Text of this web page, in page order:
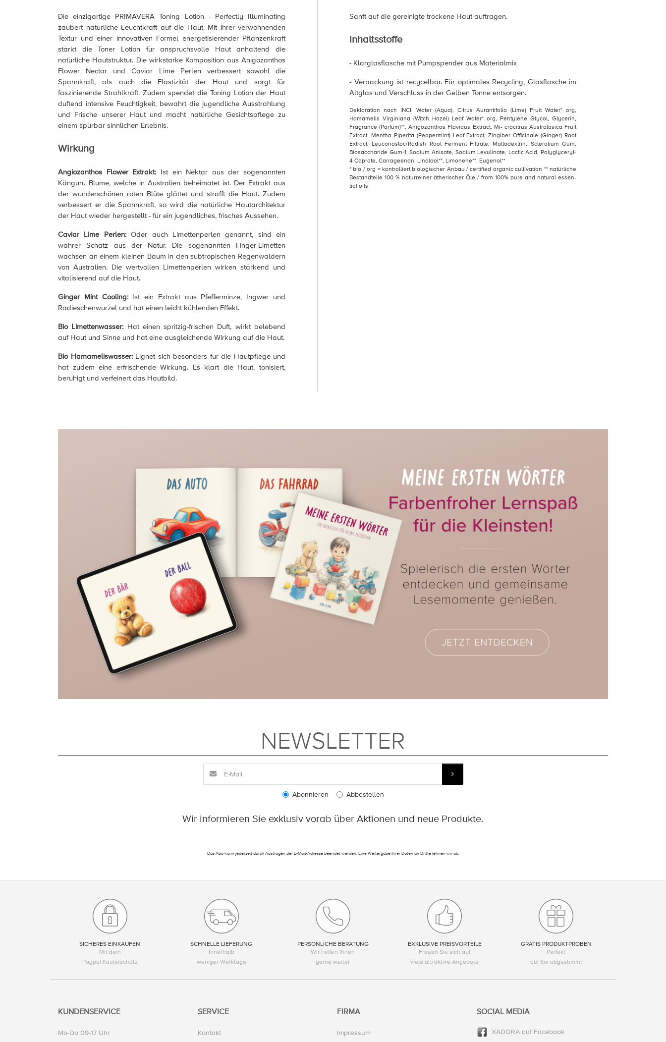
Die einzigartige PRIMAVERA Toning Lotion - Perfectly Illuminating
zaubert natürliche Leuchtkraft auf die Haut. Mit ihrer verwöhnenden
Textur und einer innovativen Formel energetisierender Pflanzenkraft
stärkt die Toner Lotion für anspruchsvolle Haut anhaltend die
natürliche Hautstruktur. Die wirkstarke Komposition aus Anigozanthos
Flower Nectar und Caviar Lime Perlen verbessert sowohl die
Spannkraft, als auch die Elastizität der Haut und sorgt für
faszinierende Strahlkraft. Zudem spendet die Toning Lotion der Haut
duftend intensive Feuchtigkeit, bewahrt die jugendliche Ausstrahlung
und Frische unserer Haut und macht natürliche Gesichtspflege zu
einem spürbar sinnlichen Erlebnis.
Wirkung
Angiozanthos Flower Extrakt: Ist ein Nektar aus der sogenannten
Känguru Blume, welche in Australien beheimatet ist. Der Extrakt aus
der wunderschönen roten Blüte glättet und strafft die Haut. Zudem
verbessert er die Spannkraft, so wird die natürliche Hautarchitektur
der Haut wieder hergestellt - für ein jugendliches, frisches Aussehen.
Caviar Lime Perlen:Oder auch Limettenperlen genannt, sind ein
wahrer Schatz aus der Natur. Die sogenannten Finger-Limetten
wachsen an einem kleinen Baum in den subtropischen Regenwäldern
von Australien. Die wertvollen Limettenperlen wirken stärkend und
vitalisierend auf die Haut.
Ginger Mint Cooling:Ist ein Extrakt aus Pfefferminze, Ingwer und
Radieschenwurzel und hat einen leicht kühlenden Effekt.
Bio Limettenwasser: Hat einen spritzig-frischen Duft, wirkt belebend
auf Haut und Sinne und hat eine ausgleichende Wirkung auf die Haut.
Bio Hamameliswasser: Eignet sich besonders für die Hautpflege und
hat zudem eine erfrischende Wirkung. Es klärt die Haut, tonisiert,
beruhigt und verfeinert das Hautbild.
Sanft auf die gereinigte trockene Haut auftragen.
Inhaltsstoffe
- Klarglasflasche mit Pumpspender aus Materialmix
- Verpackung ist recycelbar. Für optimales Recycling, Glasflasche im
Altglas und Verschluss in der Gelben Tonne entsorgen.
Deklaration nach INCI: Water (Aqua), Citrus Aurantifolia (Lime) Fruit Water* org,
Hamamelis Virginiana (Witch Hazel) Leaf Water* org, Pentylene Glycol, Glycerin,
Fragrance (Parfum)**, Anigozanthos Flavidus Extract, Mi- crocitrus Australasica Fruit
Extract, Mentha Piperita (Peppermint) Leaf Extract, Zingiber Officinale (Ginger) Root
Extract, Leuconostoc/Radish Root Ferment Filtrate, Maltodextrin, Sclerotium Gum,
Biosaccharide Gum-1, Sodium Anisate, Sodium Levulinate, Lactic Acid, Polyglyceryl-
4 Caprate, Carrageenan, Linalool**, Limonene**, Eugenol**
* bio / org = kontrolliert biologischer Anbau / certified organic cultivation ** natürliche
Bestandteile 100 % naturreiner ätherischer Öle / from 100% pure and natural essen-
tial oils
NEWSLETTER
Abonnieren Abbestellen
Wir informieren Sie exklusiv vorab über Aktionen und neue Produkte.
Das Abo kann jederzeit durch Austragen der E-Mail-Adresse beendet werden. Eine Weitergabe Ihrer Daten an Dritte lehnen wir ab.
SICHERES EINKAUFEN
Mit dem
Paypal Käuferschutz
SCHNELLE LIEFERUNG
Innerhalb
weniger Werktage
PERSÖNLICHE BERATUNG
Wir helfen Ihnen
gerne weiter
EXKLUSIVE PREISVORTEILE
Freuen Sie sich auf
viele attraktive Angebote
GRATIS PRODUKTPROBEN
Perfekt
auf Sie abgestimmt
KUNDENSERVICE
Mo-Do 09-17 Uhr
SERVICE
Kontakt
FIRMA
Impressum
SOCIAL MEDIA
XADORA auf Facebook